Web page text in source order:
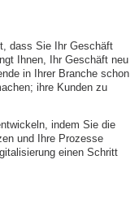
dass Sie Ihr Geschäft
Ihnen, Ihr Geschäft neu
in Ihrer Branche schon
ihre Kunden zu
indem Sie die
und Ihre Prozesse
einen Schritt